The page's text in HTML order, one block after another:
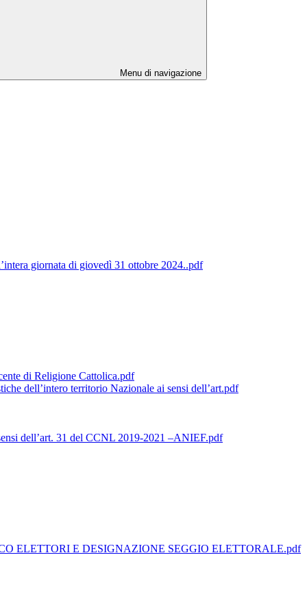
Menu di navigazione
giornata di giovedì 31 ottobre 2024..pdf
di Religione Cattolica.pdf
dell’intero territorio Nazionale ai sensi dell’art.pdf
dell’art. 31 del CCNL 2019-2021 –ANIEF.pdf
ELETTORI E DESIGNAZIONE SEGGIO ELETTORALE.pdf